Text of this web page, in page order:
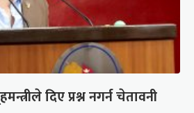
दिए प्रश्न नगर्न चेतावनी